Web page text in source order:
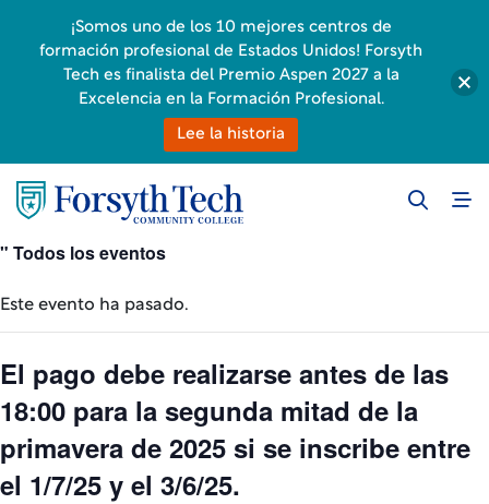
" Todos los eventos
Este evento ha pasado.
El pago debe realizarse antes de las
18:00 para la segunda mitad de la
primavera de 2025 si se inscribe entre
el 1/7/25 y el 3/6/25.
¡Somos uno de los 10 mejores centros de
formación profesional de Estados Unidos! Forsyth
Tech es finalista del Premio Aspen 2027 a la
Excelencia en la Formación Profesional.
Lee la historia